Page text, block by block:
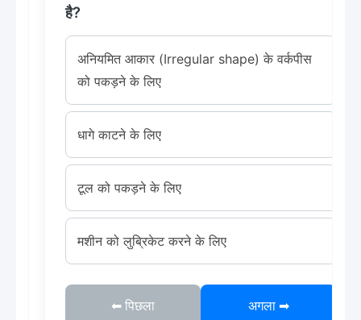
है?
अनियमित आकार (Irregular shape) के वर्कपीस
को पकड़ने के लिए
धागे काटने के लिए
टूल को पकड़ने के लिए
मशीन को लुब्रिकेट करने के लिए
⬅ पिछला अगला ➡